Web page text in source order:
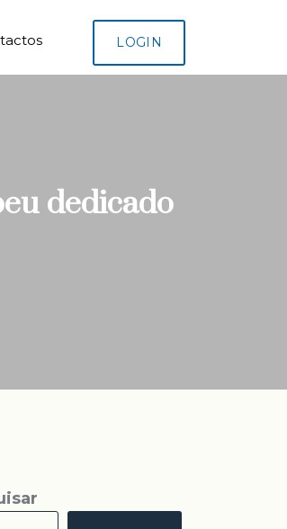
LOGIN
dedicado